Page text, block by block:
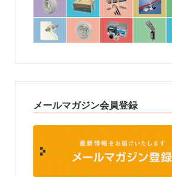
メールマガジン会員登録